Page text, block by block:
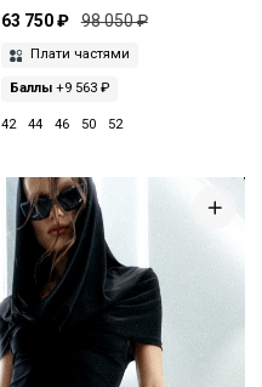
63 750 ₽ 98 050 ₽
Плати частями
Баллы+9 563 ₽
42 44 46 50 52